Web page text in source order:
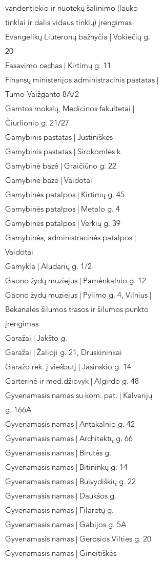
vandentiekio ir nuotekų šalinimo (lauko
tinklai ir dalis vidaus tinklų) įrengimas
Evangelikų Liuteronų bažnyčia | Vokiečių g.
20
Fasavimo cechas | Kirtimų g. 11
Finansų ministerijos administracinis pastatas |
Tumo-Vaižganto 8A/2
Gamtos mokslų, Medicinos fakultetai |
Čiurlionio g. 21/27
Gamybinis pastatas | Justiniškės
Gamybinis pastatas | Sirokomlės k.
Gamybinė bazė | Graičiūno g. 22
Gamybinė bazė | Vaidotai
Gamybinės patalpos | Kirtimų g. 45
Gamybinės patalpos | Metalo g. 4
Gamybinės patalpos | Verkių g. 39
Gamybinės, administracinės patalpos |
Vaidotai
Gamykla | Aludarių g. 1/2
Gaono žydų muziejus | Pamėnkalnio g. 12
Gaono žydų muziejus | Pylimo g. 4, Vilnius |
Bekanalės šilumos trasos ir šilumos punkto
įrengimas
Garažai | Jakšto g.
Garažai | Žalioji g. 21, Druskininkai
Garažo rek. į viešbutį | Jasinskio g. 14
Garterinė ir med.džiovyk | Algirdo g. 48
Gyvenamasis namas su kom. pat. | Kalvarijų
g. 166A
Gyvenamasis namas | Antakalnio g. 42
Gyvenamasis namas | Architektų g. 66
Gyvenamasis namas | Birutės g.
Gyvenamasis namas | Bitininkų g. 14
Gyvenamasis namas | Buivydiškių g. 22
Gyvenamasis namas | Daukšos g.
Gyvenamasis namas | Filaretų g.
Gyvenamasis namas | Gabijos g. 5A
Gyvenamasis namas | Gerosios Vilties g. 20
Gyvenamasis namas | Gineitiškės